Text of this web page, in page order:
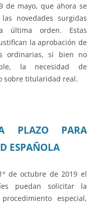
de mayo, que ahora se
novedades surgidas
última orden. Estas
la aprobación de
ordinarias, si bien no
la necesidad de
sobre titularidad real.
PLAZO PARA
ESPAÑOLA
de octubre de 2019 el
puedan solicitar la
especial,